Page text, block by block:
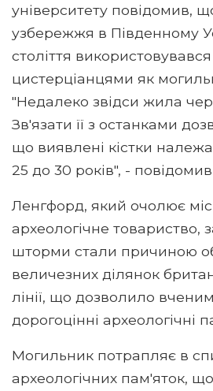
університету повідомив,
узбережжя в Південному
століття
цистерціанцями як
"Недалеко звідси жила
Зв'язати її з останками
що виявлені кістки
25 до 30 років", -
Ленгфорд, який очолює
археологічне товариство,
шторми стали причиною
величезних ділянок
лінії, що дозволило
дорогоцінні археологічні
Могильник потрапляє в
археологічних пам'яток,